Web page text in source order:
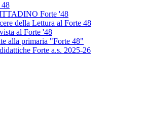
48
Forte '48
della Lettura al Forte 48
al Forte '48
alla primaria "Forte 48"
Forte a.s. 2025-26